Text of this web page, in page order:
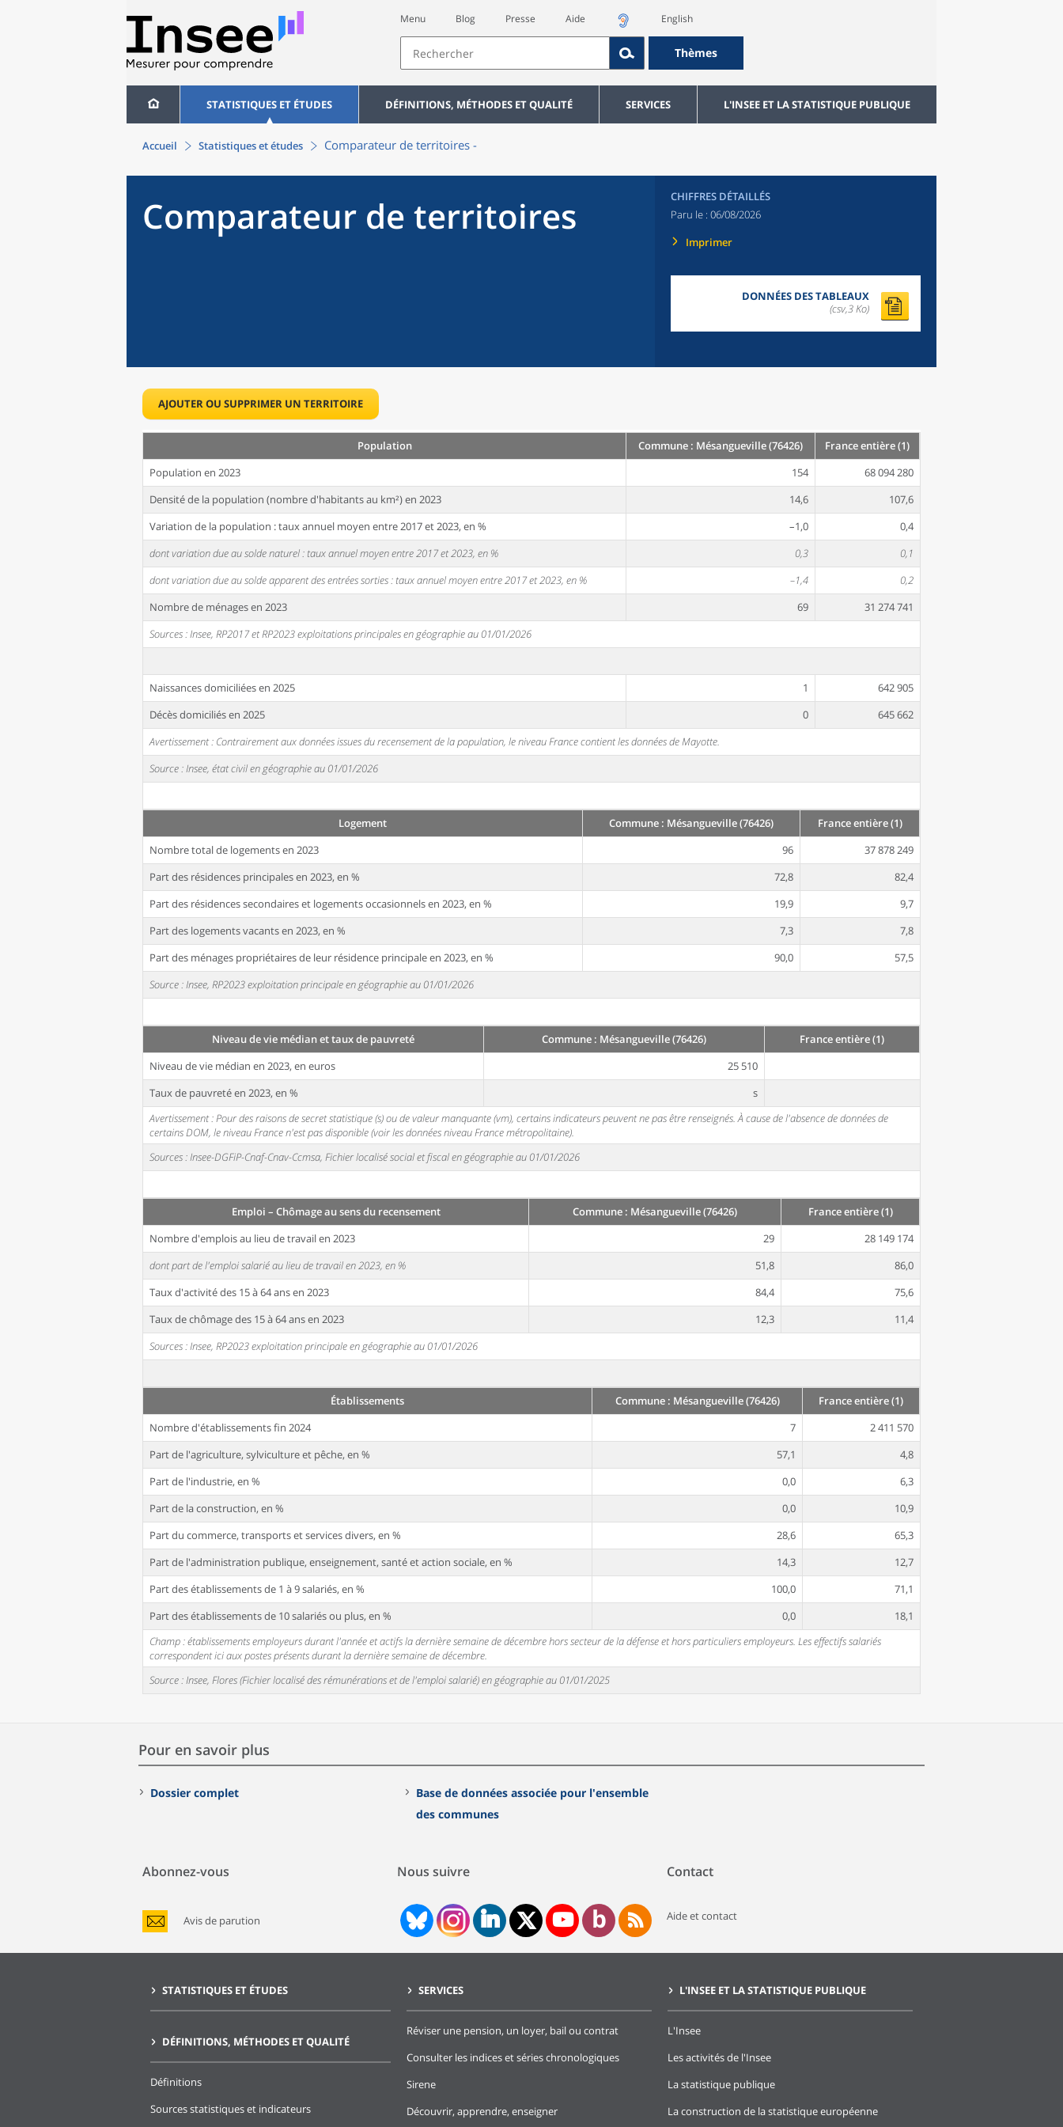
Menu Blog Presse Aide English
Thèmes
STATISTIQUES ET ÉTUDES DÉFINITIONS, MÉTHODES ET QUALITÉ SERVICES L'INSEE ET LA STATISTIQUE PUBLIQUE
Accueil Statistiques et études Comparateur de territoires -
Comparateur de territoires
CHIFFRES DÉTAILLÉS
Paru le : 06/08/2026
Imprimer
DONNÉES DES TABLEAUX
(csv,3 Ko)
AJOUTER OU SUPPRIMER UN TERRITOIRE
Population Commune : Mésangueville (76426)
France entière (1)
Population en 2023
154
68 094 280
Densité de la population (nombre d'habitants au km²) en 2023
14,6
107,6
Variation de la population : taux annuel moyen entre 2017 et 2023, en %
–1,0
0,4
dont variation due au solde naturel : taux annuel moyen entre 2017 et 2023, en %
0,3
0,1
dont variation due au solde apparent des entrées sorties : taux annuel moyen entre 2017 et 2023, en %
–1,4
0,2
Nombre de ménages en 2023
69
31 274 741
Sources : Insee, RP2017 et RP2023 exploitations principales en géographie au 01/01/2026
Naissances domiciliées en 2025 1
642 905
Décès domiciliés en 2025
0
645 662
Avertissement : Contrairement aux données issues du recensement de la population, le niveau France contient les données de Mayotte.
Source : Insee, état civil en géographie au 01/01/2026
Logement Commune : Mésangueville (76426)
France entière (1)
Nombre total de logements en 2023
96
37 878 249
Part des résidences principales en 2023, en %
72,8
82,4
Part des résidences secondaires et logements occasionnels en 2023, en %
19,9
9,7
Part des logements vacants en 2023, en %
7,3
7,8
Part des ménages propriétaires de leur résidence principale en 2023, en %
90,0
57,5
Source : Insee, RP2023 exploitation principale en géographie au 01/01/2026
Niveau de vie médian et taux de pauvreté Commune : Mésangueville (76426)
France entière (1)
Niveau de vie médian en 2023, en euros
25 510
Taux de pauvreté en 2023, en %
s
Avertissement : Pour des raisons de secret statistique (s) ou de valeur manquante (vm), certains indicateurs peuvent ne pas être renseignés. À cause de l'absence de données de
certains DOM, le niveau France n'est pas disponible (voir les données niveau France métropolitaine).
Sources : Insee-DGFiP-Cnaf-Cnav-Ccmsa, Fichier localisé social et fiscal en géographie au 01/01/2026
Emploi – Chômage au sens du recensement Commune : Mésangueville (76426)
France entière (1)
Nombre d'emplois au lieu de travail en 2023
29
28 149 174
dont part de l'emploi salarié au lieu de travail en 2023, en %
51,8
86,0
Taux d'activité des 15 à 64 ans en 2023
84,4
75,6
Taux de chômage des 15 à 64 ans en 2023
12,3
11,4
Sources : Insee, RP2023 exploitation principale en géographie au 01/01/2026
Établissements Commune : Mésangueville (76426)
France entière (1)
Nombre d'établissements fin 2024
7
2 411 570
Part de l'agriculture, sylviculture et pêche, en %
57,1
4,8
Part de l'industrie, en %
0,0
6,3
Part de la construction, en %
0,0
10,9
Part du commerce, transports et services divers, en %
28,6
65,3
Part de l'administration publique, enseignement, santé et action sociale, en %
14,3
12,7
Part des établissements de 1 à 9 salariés, en %
100,0
71,1
Part des établissements de 10 salariés ou plus, en %
0,0
18,1
Champ : établissements employeurs durant l'année et actifs la dernière semaine de décembre hors secteur de la défense et hors particuliers employeurs. Les effectifs salariés
correspondent ici aux postes présents durant la dernière semaine de décembre.
Source : Insee, Flores (Fichier localisé des rémunérations et de l'emploi salarié) en géographie au 01/01/2025
Pour en savoir plus
Dossier complet
Base de données associée pour l'ensemble
des communes
Abonnez-vous
Avis de parution
Nous suivre Contact
Aide et contact
STATISTIQUES ET ÉTUDES
DÉFINITIONS, MÉTHODES ET QUALITÉ
Définitions
Sources statistiques et indicateurs
SERVICES
Réviser une pension, un loyer, bail ou contrat
Consulter les indices et séries chronologiques
Sirene
Découvrir, apprendre, enseigner
L'INSEE ET LA STATISTIQUE PUBLIQUE
L'Insee
Les activités de l'Insee
La statistique publique
La construction de la statistique européenne